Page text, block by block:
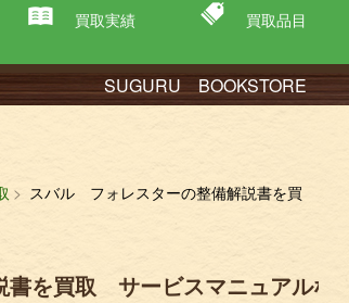
買取実績 買取品目
SUGURU BOOKSTORE
スバル フォレスターの整備解説書を買
を買取 サービスマニュアルな